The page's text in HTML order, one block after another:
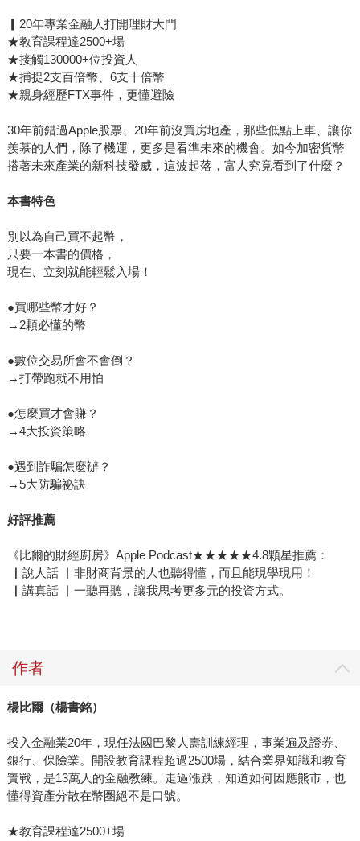
▎20年專業金融人打開理財大門
★教育課程達2500+場
★接觸130000+位投資人
★捕捉2支百倍幣、6支十倍幣
★親身經歷FTX事件，更懂避險
30年前錯過Apple股票、20年前沒買房地產，那些低點上車、讓你
羨慕的人們，除了機運，更多是看準未來的機會。如今加密貨幣
搭著未來產業的新科技發威，這波起落，富人究竟看到了什麼？
本書特色
別以為自己買不起幣，
只要一本書的價格，
現在、立刻就能輕鬆入場！
●買哪些幣才好？
→2顆必懂的幣
●數位交易所會不會倒？
→打帶跑就不用怕
●怎麼買才會賺？
→4大投資策略
●遇到詐騙怎麼辦？
→5大防騙祕訣
好評推薦
《比爾的財經廚房》Apple Podcast★★★★★4.8顆星推薦：
▏說人話 ▏非財商背景的人也聽得懂，而且能現學現用！
▏講真話 ▏一聽再聽，讓我思考更多元的投資方式。
作者
楊比爾（楊書銘）
投入金融業20年，現任法國巴黎人壽訓練經理，事業遍及證券、
銀行、保險業。開設教育課程超過2500場，結合業界知識和教育
實戰，是13萬人的金融教練。走過漲跌，知道如何因應熊市，也
懂得資產分散在幣圈絕不是口號。
★教育課程達2500+場